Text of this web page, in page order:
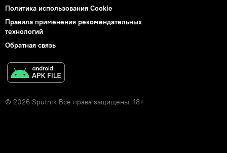
Политика использования Cookie
Правила применения рекомендательных
технологий
Обратная связь
© 2026 Sputnik Все права защищены. 18+